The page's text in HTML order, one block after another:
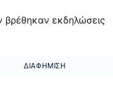
βρέθηκαν εκδηλώσεις
ΔΙΑΦΉΜΙΣΗ